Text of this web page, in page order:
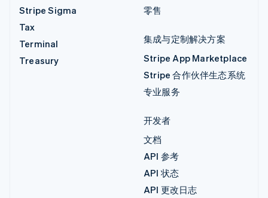
Stripe Sigma
Tax
Terminal
Treasury
零售
集成与定制解决方案
Stripe App Marketplace
Stripe 合作伙伴生态系统
专业服务
开发者
文档
API 参考
API 状态
API 更改日志